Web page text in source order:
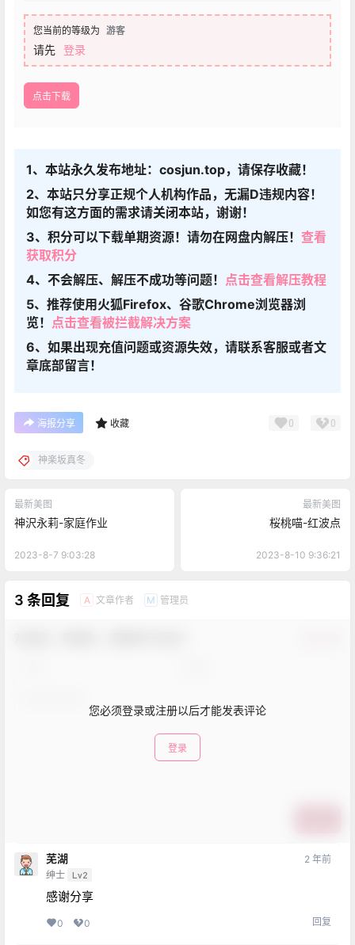
您当前的等级为 游客
请先 登录
点击下载
1、本站永久发布地址：cosjun.top，请保存收藏！
2、本站只分享正规个人机构作品，无漏D违规内容！
如您有这方面的需求请关闭本站，谢谢！
3、积分可以下载单期资源！请勿在网盘内解压！ 查看
获取积分
4、不会解压、解压不成功等问题！ 点击查看解压教程
5、推荐使用火狐Firefox、谷歌Chrome浏览器浏
览！ 点击查看被拦截解决方案
6、如果出现充值问题或资源失效，请联系客服或者文
章底部留言！
海报分享 收藏 0 0
神楽坂真冬
最新美图
神沢永莉-家庭作业
2023-8-7 9:03:28
最新美图
桜桃喵-红波点
2023-8-10 9:36:21
3 条回复 A 文章作者 M 管理员
您必须登录或注册以后才能发表评论
登录
芜湖
绅士 Lv2
2 年前
感谢分享
0 0 回复